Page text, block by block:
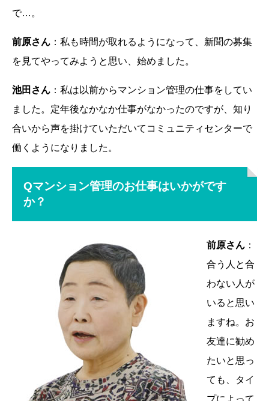
で…。
前原さん ：私も時間が取れるようになって、新聞の募集
を見てやってみようと思い、始めました。
池田さん ：私は以前からマンション管理の仕事をしてい
ました。定年後なかなか仕事がなかったのですが、知り
合いから声を掛けていただいてコミュニティセンターで
働くようになりました。
Qマンション管理のお仕事はいかがです
か？
前原さん ：
合う人と合
わない人が
いると思い
ますね。お
友達に勧め
たいと思っ
ても、タイ